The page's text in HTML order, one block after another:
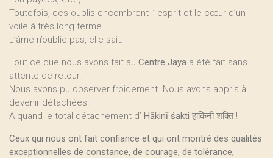
Toutefois, ces oublis encombrent l’ esprit et le cœur d’un
voile à très long terme.
L’âme n’oublie pas, elle sait.
Tout ce que nous avons fait au Centre Jaya a été fait sans
attente de retour.
Nous avons pu observer froidement. Nous avons appris à
devenir détachées.
A quand le total détachement d’ Hākinī śakti हाकिनी शक्ति !
Ceux qui nous ont fait confiance et qui ont montré des qualités
exceptionnelles de constance, de courage, de tolérance,